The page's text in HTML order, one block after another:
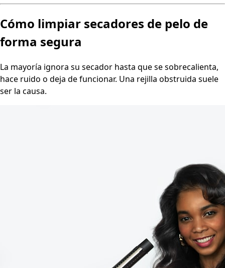
Cómo limpiar secadores de pelo de
forma segura
La mayoría ignora su secador hasta que se sobrecalienta,
hace ruido o deja de funcionar. Una rejilla obstruida suele
ser la causa.